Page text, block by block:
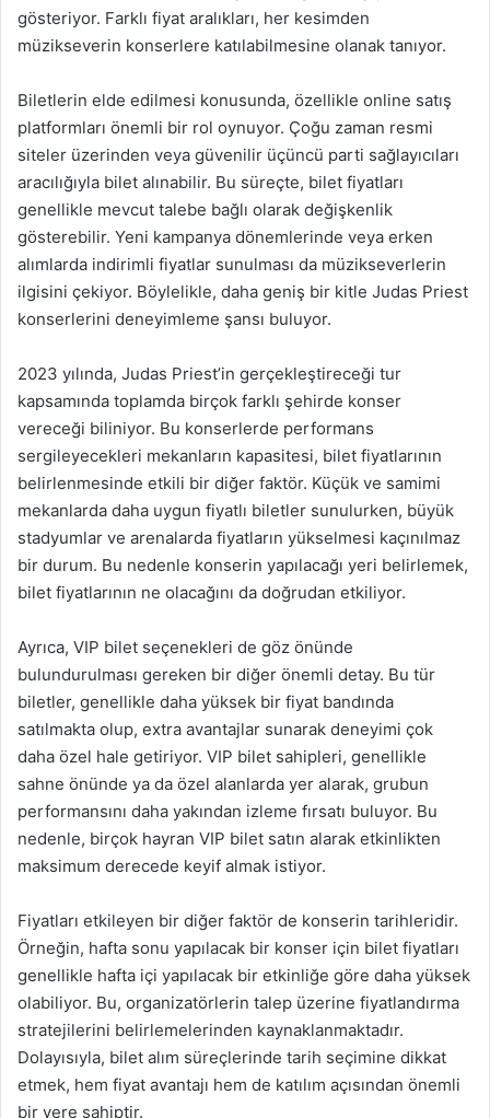
gösteriyor. Farklı fiyat aralıkları, her kesimden
müzikseverin konserlere katılabilmesine olanak tanıyor.
Biletlerin elde edilmesi konusunda, özellikle online satış
platformları önemli bir rol oynuyor. Çoğu zaman resmi
siteler üzerinden veya güvenilir üçüncü parti sağlayıcıları
aracılığıyla bilet alınabilir. Bu süreçte, bilet fiyatları
genellikle mevcut talebe bağlı olarak değişkenlik
gösterebilir. Yeni kampanya dönemlerinde veya erken
alımlarda indirimli fiyatlar sunulması da müzikseverlerin
ilgisini çekiyor. Böylelikle, daha geniş bir kitle Judas Priest
konserlerini deneyimleme şansı buluyor.
2023 yılında, Judas Priest’in gerçekleştireceği tur
kapsamında toplamda birçok farklı şehirde konser
vereceği biliniyor. Bu konserlerde performans
sergileyecekleri mekanların kapasitesi, bilet fiyatlarının
belirlenmesinde etkili bir diğer faktör. Küçük ve samimi
mekanlarda daha uygun fiyatlı biletler sunulurken, büyük
stadyumlar ve arenalarda fiyatların yükselmesi kaçınılmaz
bir durum. Bu nedenle konserin yapılacağı yeri belirlemek,
bilet fiyatlarının ne olacağını da doğrudan etkiliyor.
Ayrıca, VIP bilet seçenekleri de göz önünde
bulundurulması gereken bir diğer önemli detay. Bu tür
biletler, genellikle daha yüksek bir fiyat bandında
satılmakta olup, extra avantajlar sunarak deneyimi çok
daha özel hale getiriyor. VIP bilet sahipleri, genellikle
sahne önünde ya da özel alanlarda yer alarak, grubun
performansını daha yakından izleme fırsatı buluyor. Bu
nedenle, birçok hayran VIP bilet satın alarak etkinlikten
maksimum derecede keyif almak istiyor.
Fiyatları etkileyen bir diğer faktör de konserin tarihleridir.
Örneğin, hafta sonu yapılacak bir konser için bilet fiyatları
genellikle hafta içi yapılacak bir etkinliğe göre daha yüksek
olabiliyor. Bu, organizatörlerin talep üzerine fiyatlandırma
stratejilerini belirlemelerinden kaynaklanmaktadır.
Dolayısıyla, bilet alım süreçlerinde tarih seçimine dikkat
etmek, hem fiyat avantajı hem de katılım açısından önemli
bir yere sahiptir.